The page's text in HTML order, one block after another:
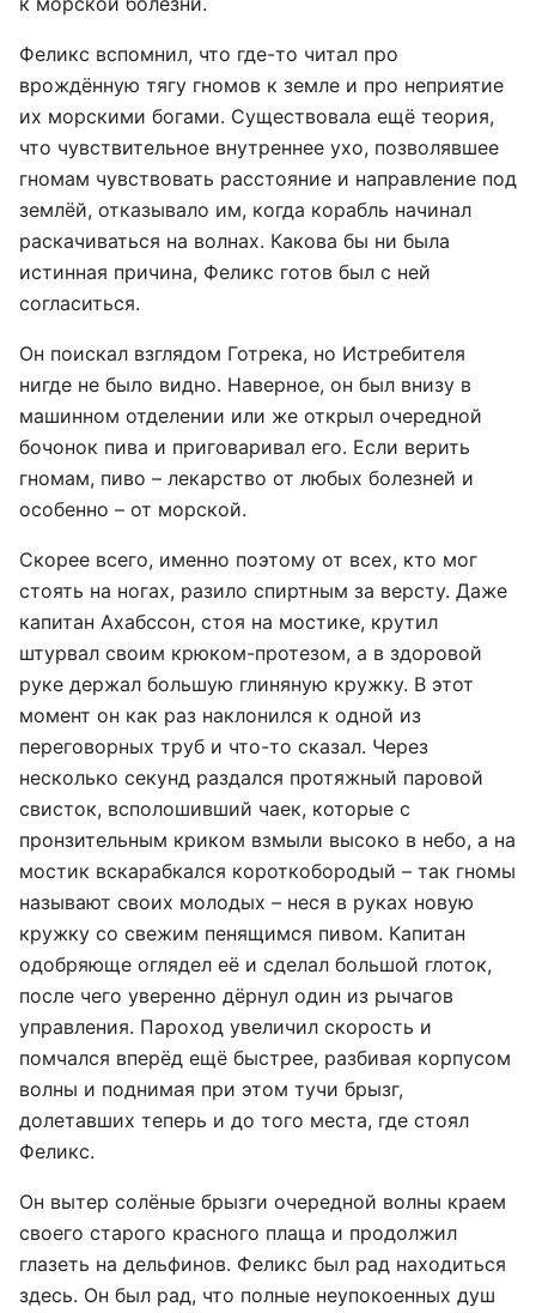
Феликс вспомнил, что где-то читал про
врождённую тягу гномов к земле и про неприятие
их морскими богами. Существовала ещё теория,
что чувствительное внутреннее ухо, позволявшее
гномам чувствовать расстояние и направление под
землёй, отказывало им, когда корабль начинал
раскачиваться на волнах. Какова бы ни была
истинная причина, Феликс готов был с ней
согласиться.
Он поискал взглядом Готрека, но Истребителя
нигде не было видно. Наверное, он был внизу в
машинном отделении или же открыл очередной
бочонок пива и приговаривал его. Если верить
гномам, пиво – лекарство от любых болезней и
особенно – от морской.
Скорее всего, именно поэтому от всех, кто мог
стоять на ногах, разило спиртным за версту. Даже
капитан Ахабссон, стоя на мостике, крутил
штурвал своим крюком-протезом, а в здоровой
руке держал большую глиняную кружку. В этот
момент он как раз наклонился к одной из
переговорных труб и что-то сказал. Через
несколько секунд раздался протяжный паровой
свисток, всполошивший чаек, которые с
пронзительным криком взмыли высоко в небо, а на
мостик вскарабкался короткобородый – так гномы
называют своих молодых – неся в руках новую
кружку со свежим пенящимся пивом. Капитан
одобряюще оглядел её и сделал большой глоток,
после чего уверенно дёрнул один из рычагов
управления. Пароход увеличил скорость и
помчался вперёд ещё быстрее, разбивая корпусом
волны и поднимая при этом тучи брызг,
долетавших теперь и до того места, где стоял
Феликс.
Он вытер солёные брызги очередной волны краем
своего старого красного плаща и продолжил
глазеть на дельфинов. Феликс был рад находиться
здесь. Он был рад, что полные неупокоенных душ